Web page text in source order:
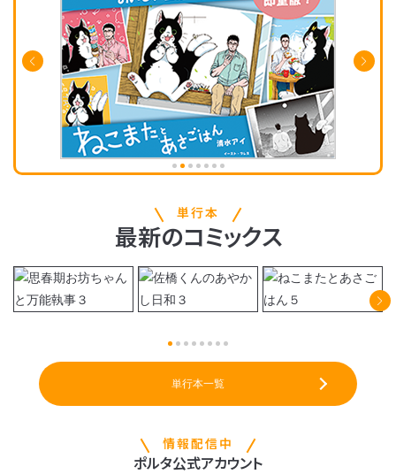
単行本
最新のコミックス
単行本一覧
情報配信中
ポルタ公式アカウント